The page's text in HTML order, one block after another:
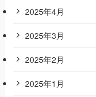
2025年4月
2025年3月
2025年2月
2025年1月